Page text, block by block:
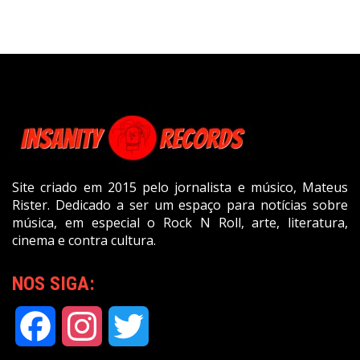
Site criado em 2015 pelo jornalista e músico, Mateus
Rister. Dedicado a ser um espaço para notícias sobre
música, em especial o Rock N Roll, arte, literatura,
cinema e contra cultura.
NOS SIGA:
Facebook Instagram